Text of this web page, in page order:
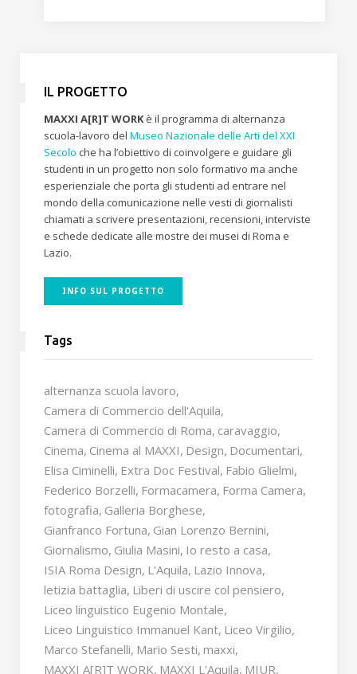
IL PROGETTO
MAXXI A[R]T WORK è il programma di alternanza
scuola-lavoro del Museo Nazionale delle Arti del XXI
Secolo che ha l’obiettivo di coinvolgere e guidare gli
studenti in un progetto non solo formativo ma anche
esperienziale che porta gli studenti ad entrare nel
mondo della comunicazione nelle vesti di giornalisti
chiamati a scrivere presentazioni, recensioni, interviste
e schede dedicate alle mostre dei musei di Roma e
Lazio.
INFO SUL PROGETTO
Tags
alternanza scuola lavoro
Camera di Commercio dell'Aquila
Camera di Commercio di Roma caravaggio
Cinema Cinema al MAXXI Design Documentari
Elisa Ciminelli Extra Doc Festival Fabio Glielmi
Federico Borzelli Formacamera Forma Camera
fotografia Galleria Borghese
Gianfranco Fortuna Gian Lorenzo Bernini
Giornalismo Giulia Masini Io resto a casa
ISIA Roma Design L'Aquila Lazio Innova
letizia battaglia Liberi di uscire col pensiero
Liceo linguistico Eugenio Montale
Liceo Linguistico Immanuel Kant Liceo Virgilio
Marco Stefanelli Mario Sesti maxxi
MAXXI A[R]T WORK MAXXI L'Aquila MIUR